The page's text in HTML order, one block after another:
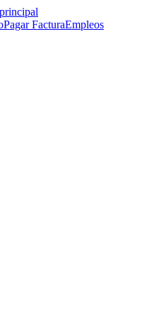
Pagar FacturaEmpleos